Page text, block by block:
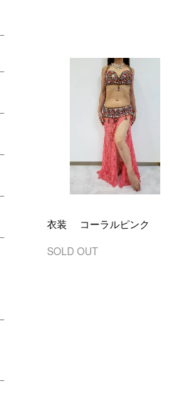
衣装 コーラルピンク
SOLD OUT